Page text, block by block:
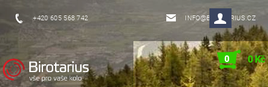
+420 605 568 742 INFO@BIROTARIUS.CZ
0 0 Kč